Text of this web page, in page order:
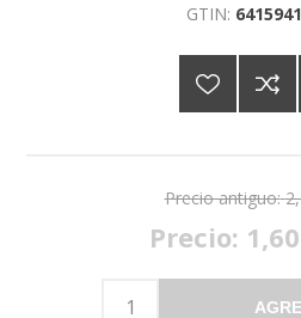
GTIN:
Precio antiguo:
Precio: